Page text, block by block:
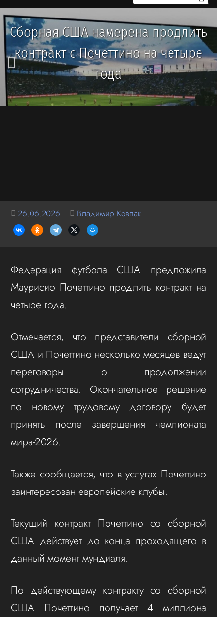
Сборная США намерена продлить
контракт с Почеттино на четыре
года
26.06.2026 Владимир Ковпак
Федерация футбола США предложила
Маурисио Почеттино продлить контракт на
четыре года.
Отмечается, что представители сборной
США и Почеттино несколько месяцев ведут
переговоры о продолжении
сотрудничества. Окончательное решение
по новому трудовому договору будет
принять после завершения чемпионата
мира-2026.
Также сообщается, что в услугах Почеттино
заинтересован европейские клубы.
Текущий контракт Почеттино со сборной
США действует до конца проходящего в
данный момент мундиаля.
По действующему контракту со сборной
США Почеттино получает 4 миллиона